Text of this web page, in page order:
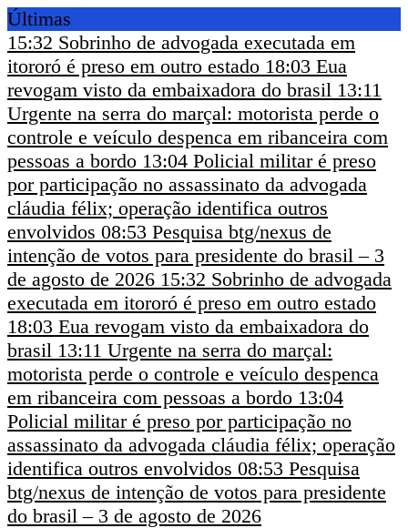
Últimas
15:32 Sobrinho de advogada executada em
itororó é preso em outro estado 18:03 Eua
revogam visto da embaixadora do brasil 13:11
Urgente na serra do marçal: motorista perde o
controle e veículo despenca em ribanceira com
pessoas a bordo 13:04 Policial militar é preso
por participação no assassinato da advogada
cláudia félix; operação identifica outros
envolvidos 08:53 Pesquisa btg/nexus de
intenção de votos para presidente do brasil – 3
de agosto de 2026 15:32 Sobrinho de advogada
executada em itororó é preso em outro estado
18:03 Eua revogam visto da embaixadora do
brasil 13:11 Urgente na serra do marçal:
motorista perde o controle e veículo despenca
em ribanceira com pessoas a bordo 13:04
Policial militar é preso por participação no
assassinato da advogada cláudia félix; operação
identifica outros envolvidos 08:53 Pesquisa
btg/nexus de intenção de votos para presidente
do brasil – 3 de agosto de 2026